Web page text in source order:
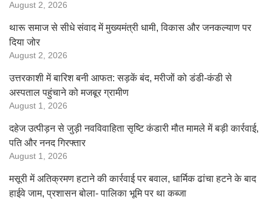
August 2, 2026
थारू समाज से सीधे संवाद में मुख्यमंत्री धामी, विकास और जनकल्याण पर
दिया जोर
August 2, 2026
उत्तरकाशी में बारिश बनी आफत: सड़कें बंद, मरीजों को डंडी-कंडी से
अस्पताल पहुंचाने को मजबूर ग्रामीण
August 1, 2026
दहेज उत्पीड़न से जुड़ी नवविवाहिता सृष्टि कंडारी मौत मामले में बड़ी कार्रवाई,
पति और ननद गिरफ्तार
August 1, 2026
मसूरी में अतिक्रमण हटाने की कार्रवाई पर बवाल, धार्मिक ढांचा हटने के बाद
हाईवे जाम, प्रशासन बोला- पालिका भूमि पर था कब्जा